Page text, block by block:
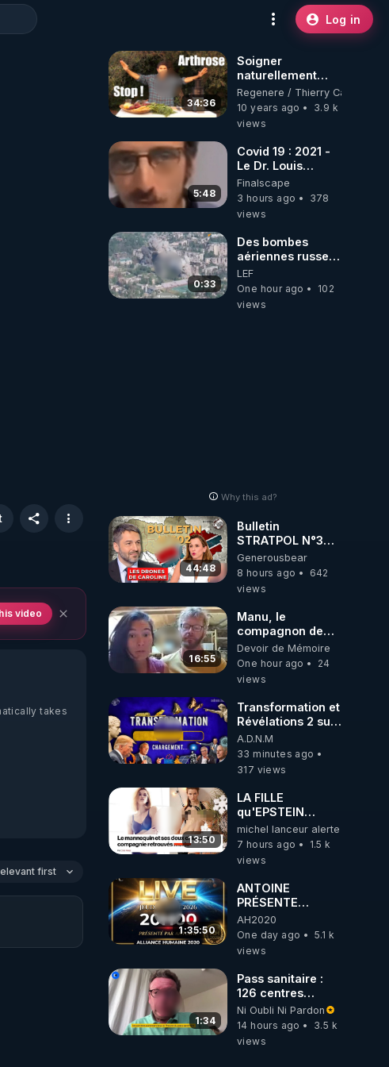
Log in
video
takes
first
34:36
Soigner
naturellement
l'arthrose ? + le
"jus des
cartilages"
Regenere / Thierry
10 years ago
3.9 k
views
5:48
Covid 19 : 2021 -
Le Dr. Louis
Fouché renverse
le plateau de
CNews !
Finalscape
3 hours ago
378
views
0:33
Des bombes
aériennes russes
anéantissent les
centres de
contrôle de
LEF
One hour ago
102
views
Why this ad?
44:48
Bulletin
STRATPOL N°302.
Armée des
drones, MS-21 en
série, missiles
07.08.2026.
Generousbear
8 hours ago
642
views
16:55
Manu, le
compagnon de
Kyria, raconte sa
garde à vue
musclée.
Devoir de Mémoire
One hour ago
24
views
Transformation et
Révélations 2 sur
2 - live du
07/08/26
A.D.N.M
33 minutes ago
317 views
13:50
LA FILLE
qu'EPSTEIN
VOULAIT CACHER
michel lanceur alerte
7 hours ago
1.5 k
views
1:35:50
ANTOINE
PRÉSENTE
AH2020 LE LIVE
20H ***DU
06/08/2026***
AH2020
One day ago
5.1 k
views
1:34
Pass sanitaire :
126 centres
commerciaux
concernés par
l'obligation dans
Ni Oubli Ni Pardon
14 hours ago
3.5 k
views